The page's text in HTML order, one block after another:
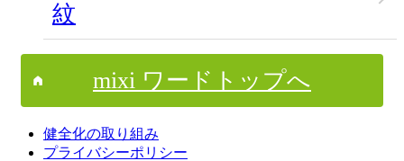
紋
mixi ワードトップへ
健全化の取り組み
プライバシーポリシー